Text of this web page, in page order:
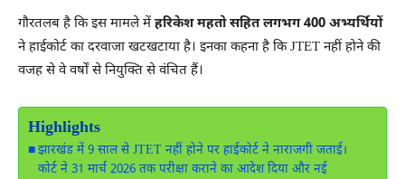
गौरतलब है कि इस मामले मेंहरिकेश महतो सहित लगभग 400 अभ्यर्थियों
ने हाईकोर्ट का दरवाजा खटखटाया है। इनका कहना है कि JTET नहीं होने की
वजह से वे वर्षों से नियुक्ति से वंचित हैं।
Highlights
झारखंड में 9 साल से JTET नहीं होने पर हाईकोर्ट ने नाराजगी जताई।
कोर्ट ने 31 मार्च 2026 तक परीक्षा कराने का आदेश दिया और नई